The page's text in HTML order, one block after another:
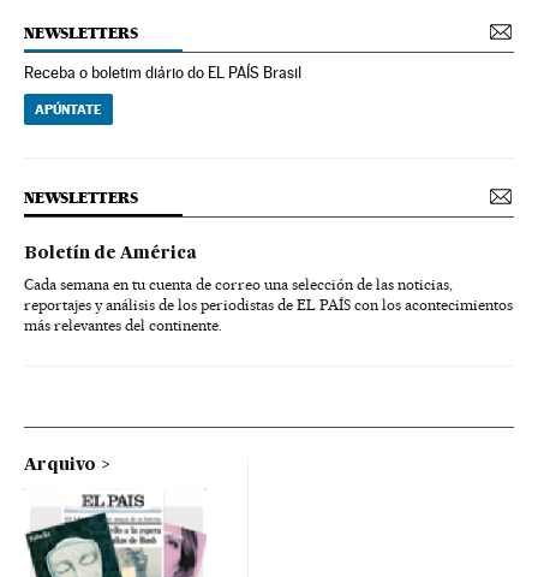
NEWSLETTERS
Receba o boletim diário do EL PAÍS Brasil
APÚNTATE
NEWSLETTERS
Boletín de América
Cada semana en tu cuenta de correo una selección de las noticias,
reportajes y análisis de los periodistas de EL PAÍS con los acontecimientos
más relevantes del continente.
Arquivo